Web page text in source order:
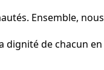
Ensemble,
dignité de chacun